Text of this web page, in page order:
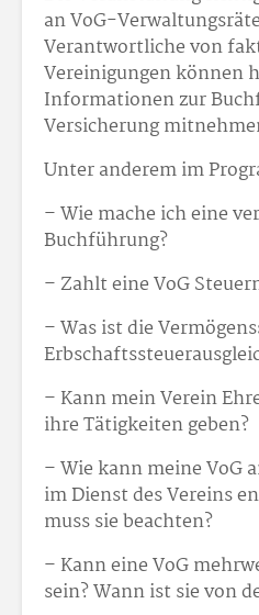
an VoG-
Verantwortliche von
Vereinigungen können
Informationen zur
Versicherung
Unter anderem im
– Wie mache ich eine
Buchführung?
– Zahlt eine VoG
– Was ist die
– Kann mein Verein
ihre Tätigkeiten geben?
– Wie kann meine VoG
im Dienst des Vereins
muss sie beachten?
– Kann eine VoG
sein? Wann ist sie von